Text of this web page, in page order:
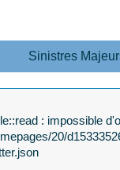
Sinistres
: impossible
20/